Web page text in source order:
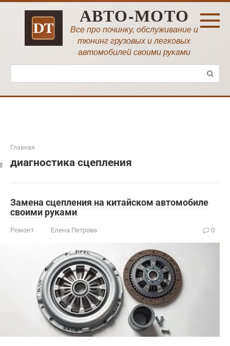
Перейти
АВТО-МОТО
Все про починку, обслуживание и
тюнинг грузовых и легковых
автомобилей своими руками
Поиск:
Главная
диагностика сцепления
Замена сцепления на китайском автомобиле
своими руками
Ремонт Елена Петрова 0